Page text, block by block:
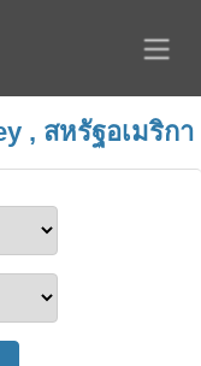
, สหรัฐอเมริกา